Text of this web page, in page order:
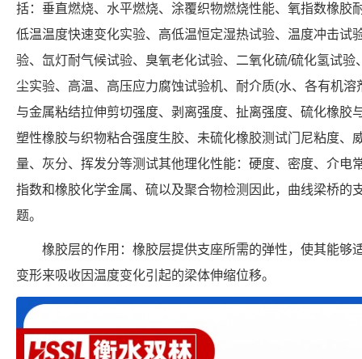
括：垂直燃烧、水平燃烧、涂覆织物燃烧性能、氧指数橡胶
低温温度快速变化实验、高低温恒定湿热试验、温度冲击试
验、氙灯耐气候试验、臭氧老化试验、二氧化硫/硫化氢试
尘实验、高温、高压应力腐蚀试验机、耐介质(水、各有机
与金属粘结拉伸剪切强度、剥离强度、扯离强度、硫化橡胶
塑性橡胶与织物粘合强度生胶、未硫化橡胶测试门尼粘度、
量、灰分、挥发分等测试其他理化性能：硬度、密度、介电
指数和橡胶化学金属、硫以及聚合物检测因此，曲线梁桥的
题。
橡胶层的作用：橡胶层提供支座所需的弹性，使其能够
变形来吸收因温度变化引起的梁体伸缩位移。